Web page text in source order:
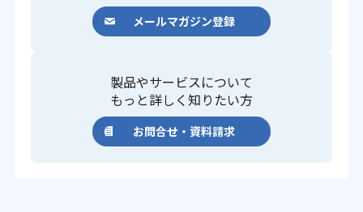
メールマガジン登録
製品やサービスについて
もっと詳しく知りたい方
お問合せ・資料請求